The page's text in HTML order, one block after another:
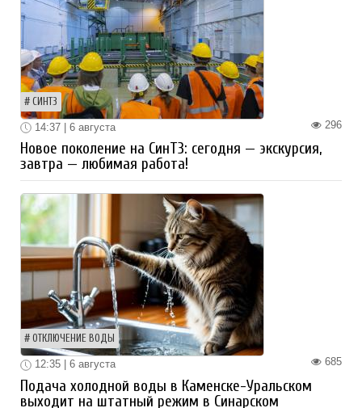
СИНТЗ
296
14:37 | 6 августа
Новое поколение на СинТЗ: сегодня — экскурсия,
завтра — любимая работа!
ОТКЛЮЧЕНИЕ ВОДЫ
685
12:35 | 6 августа
Подача холодной воды в Каменске-Уральском
выходит на штатный режим в Синарском